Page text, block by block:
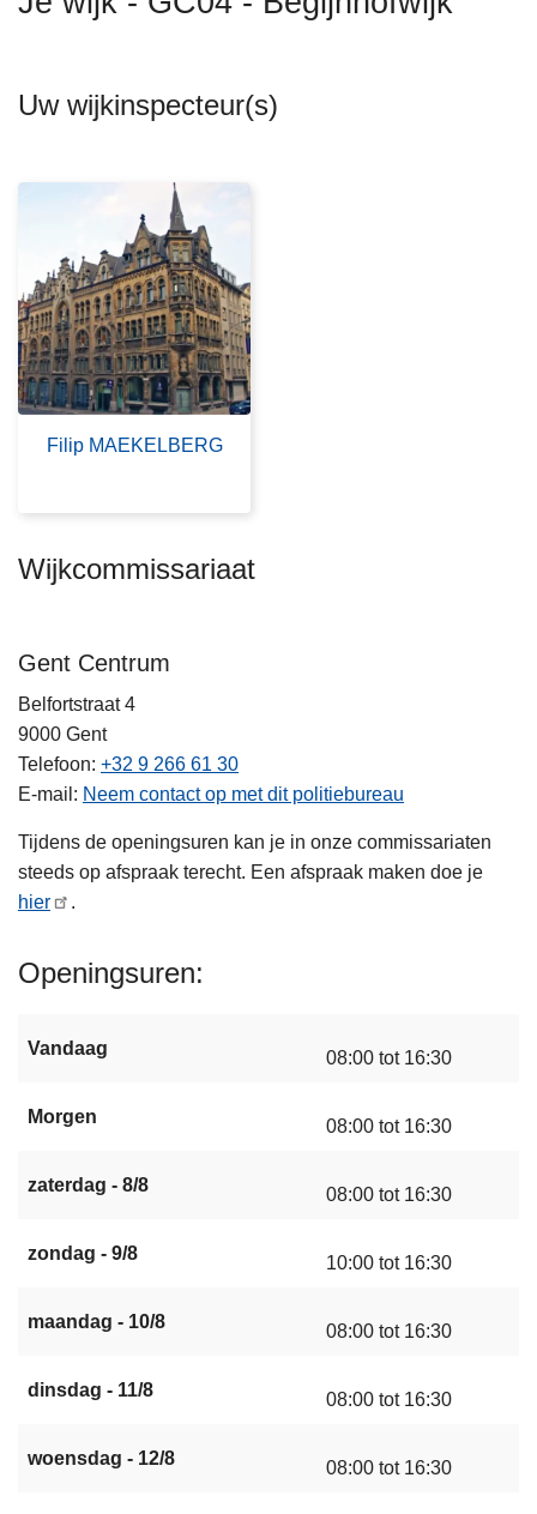
Uw wijkinspecteur(s)
Filip MAEKELBERG
Wijkcommissariaat
Gent Centrum
Belfortstraat 4
9000 Gent
Telefoon +32 9 266 61 30
E-mail
Neem contact op met dit politiebureau
Tijdens de openingsuren kan je in onze commissariaten
steeds op afspraak terecht. Een afspraak maken doe je
hier
.
Openingsuren
Vandaag 08:00 tot 16:30
Morgen 08:00 tot 16:30
zaterdag - 8/8 08:00 tot 16:30
zondag - 9/8 10:00 tot 16:30
maandag - 10/8 08:00 tot 16:30
dinsdag - 11/8 08:00 tot 16:30
woensdag - 12/8 08:00 tot 16:30